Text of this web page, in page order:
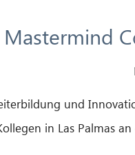
Mastermind
und
in Las Palmas